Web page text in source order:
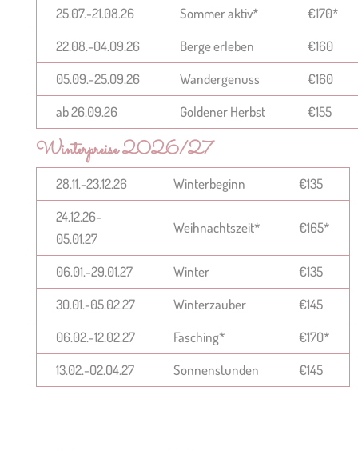
25.07.-21.08.26 Sommer aktiv*
€170*
22.08.-04.09.26
Berge erleben
€160
05.09.-25.09.26
Wandergenuss
€160
ab 26.09.26
Goldener Herbst €155
Winterpreise 2026/27
28.11.-23.12.26 Winterbeginn
€135
24.12.26-
05.01.27
Weihnachtszeit* €165*
06.01.-29.01.27 Winter
€135
30.01.-05.02.27
Winterzauber
€145
06.02.-12.02.27
Fasching*
€170*
13.02.-02.04.27
Sonnenstunden €145